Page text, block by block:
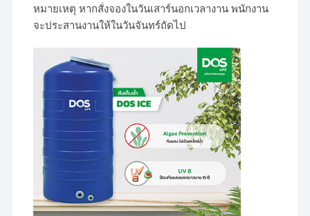
หมายเหตุ หากสั่งจองในวันเสาร์นอกเวลางาน พนักงาน
จะประสานงานให้ในวันจันทร์ถัดไป